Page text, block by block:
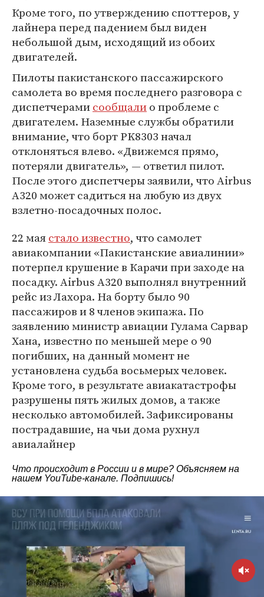
Кроме того, по утверждению споттеров, у
лайнера перед падением был виден
небольшой дым, исходящий из обоих
двигателей.
Пилоты пакистанского пассажирского
самолета во время последнего разговора с
диспетчерамисообщалио проблеме с
двигателем. Наземные службы обратили
внимание, что борт PK8303 начал
отклоняться влево. «Движемся прямо,
потеряли двигатель», — ответил пилот.
После этого диспетчеры заявили, что Airbus
A320 может садиться на любую из двух
взлетно-посадочных полос.
22 маястало известно, что самолет
авиакомпании «Пакистанские авиалинии»
потерпел крушение в Карачи при заходе на
посадку. Airbus A320 выполнял внутренний
рейс из Лахора. На борту было 90
пассажиров и 8 членов экипажа. По
заявлению министр авиации Гулама Сарвар
Хана, известно по меньшей мере о 90
погибших, на данный момент не
установлена судьба восьмерых человек.
Кроме того, в результате авиакатастрофы
разрушены пять жилых домов, а также
несколько автомобилей. Зафиксированы
пострадавшие, на чьи дома рухнул
авиалайнер
Что происходит в России и в мире? Объясняем на
нашем YouTube-канале. Подпишись!